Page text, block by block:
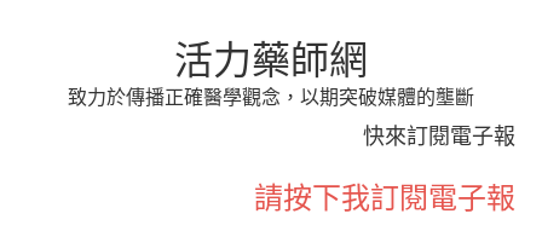
活力藥師網
致力於傳播正確醫學觀念，以期突破媒體的壟斷
快來訂閱電子報
請按下我訂閱電子報